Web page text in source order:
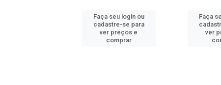
Faça seu login ou
cadastre-se para
ver preços e
comprar
Faça
ver